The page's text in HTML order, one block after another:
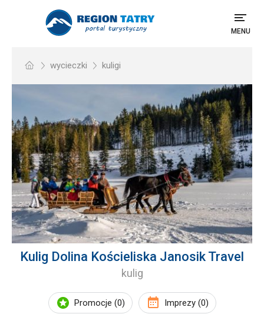
MENU
wycieczki kuligi
Kulig Dolina Kościeliska Janosik Travel
kulig
Promocje (0) Imprezy (0)